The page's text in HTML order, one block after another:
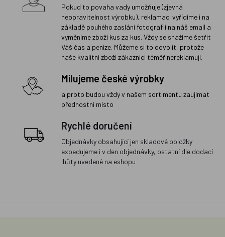
Pokud to povaha vady umožňuje (zjevná
neopravitelnost výrobku), reklamaci vyřídíme i na
základě pouhého zaslání fotografií na náš email a
vyměníme zboží kus za kus. Vždy se snažíme šetřit
Váš čas a peníze. Můžeme si to dovolit, protože
naše kvalitní zboží zákazníci téměř nereklamují.
Milujeme české výrobky
a proto budou vždy v našem sortimentu zaujímat
přednostní místo
Rychlé doručení
Objednávky obsahující jen skladové položky
expedujeme i v den objednávky, ostatní dle dodací
lhůty uvedené na eshopu